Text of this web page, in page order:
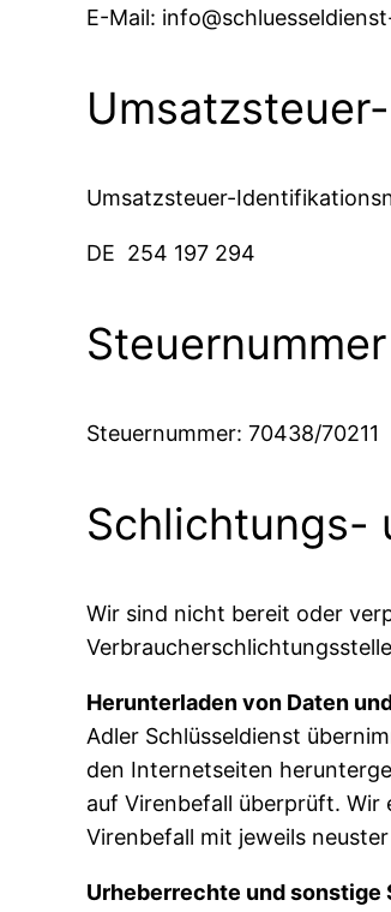
E-Mail:
Umsatzsteuer-
DE 254 197 294
Steuernummer
Steuernummer: 70438/70211
Schlichtungs-
Wir sind nicht bereit oder
Herunterladen von Daten
Adler Schlüsseldienst
den Internetseiten
auf Virenbefall überprüft.
Virenbefall mit jeweils
Urheberrechte und